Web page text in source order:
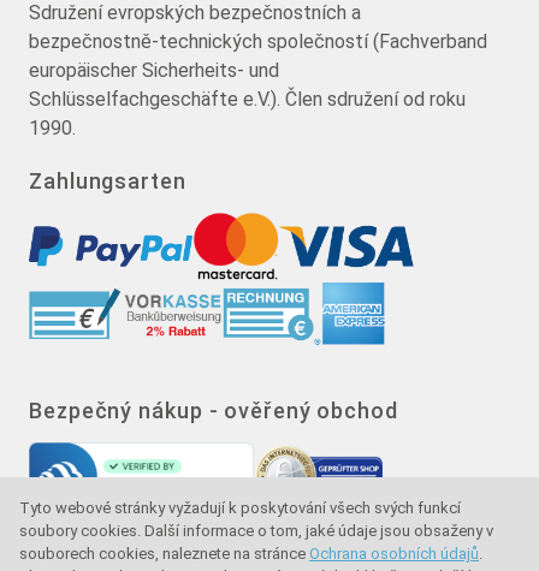
Tyto webové stránky vyžadují k poskytování všech svých funkcí
soubory cookies. Další informace o tom, jaké údaje jsou obsaženy v
souborech cookies, naleznete na stránce Ochrana osobních údajů.
Sdružení evropských bezpečnostních a
bezpečnostně-technických společností (Fachverband
europäischer Sicherheits- und
Schlüsselfachgeschäfte e.V.). Člen sdružení od roku
1990.
Zahlungsarten
Bezpečný nákup - ověřený obchod